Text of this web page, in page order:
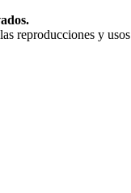
reproducciones y